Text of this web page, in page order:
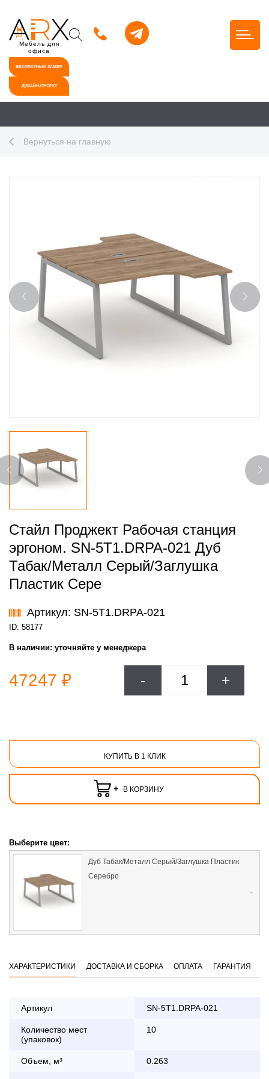
Мебель для
офиса
БЕСПЛАТНЫЙ ЗАМЕР
ДИЗАЙН-ПРОЕКТ
Вернуться на главную
Стайл Проджект Рабочая станция
эргоном. SN-5T1.DRPA-021 Дуб
Табак/Металл Серый/Заглушка
Пластик Сере
Артикул: SN-5T1.DRPA-021
ID: 58177
В наличии: уточняйте у менеджера
47247 ₽ - +
КУПИТЬ В 1 КЛИК
+ В КОРЗИНУ
Выберите цвет:
Дуб Табак/Металл Серый/Заглушка Пластик
Серебро
ХАРАКТЕРИСТИКИ ДОСТАВКА И СБОРКА ОПЛАТА ГАРАНТИЯ
Артикул SN-5T1.DRPA-021
Количество мест
(упаковок)
10
Объем, м³ 0.263
заказа банковской картой